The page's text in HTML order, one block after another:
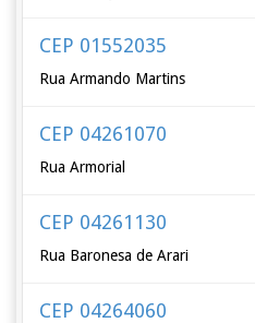
CEP 01552035
Rua Armando Martins
CEP 04261070
Rua Armorial
CEP 04261130
Rua Baronesa de Arari
CEP 04264060